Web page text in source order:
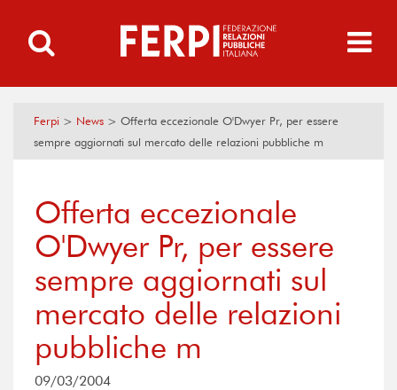
Ferpi > News > Offerta eccezionale O'Dwyer Pr, per essere
sempre aggiornati sul mercato delle relazioni pubbliche m
Offerta eccezionale
O'Dwyer Pr, per essere
sempre aggiornati sul
mercato delle relazioni
pubbliche m
09/03/2004